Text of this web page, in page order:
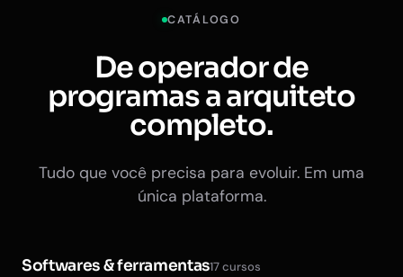
CATÁLOGO
De operador de
programas a arquiteto
completo.
Tudo que você precisa para evoluir. Em uma
única plataforma.
Softwares & ferramentas17 cursos